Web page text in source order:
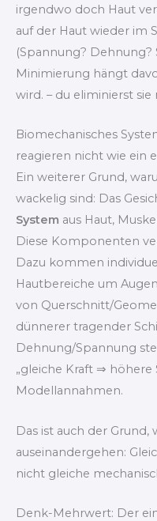
irgendwo doch Haut
auf der Haut wieder im
(Spannung? Dehnung?
Minimierung hängt
wird. – du eliminierst sie
Biomechanisches
reagieren nicht wie ein
Ein weiterer Grund,
wackelig sind: Das
System aus Haut,
Diese Komponenten
Dazu kommen
Hautbereiche um
von Querschnitt/
dünnerer tragender
Dehnung/Spannung
„gleiche Kraft ⇒ höhere
Modellannahmen.
Das ist auch der
auseinandergehen:
nicht gleiche
Denk-Mehrwert: Der